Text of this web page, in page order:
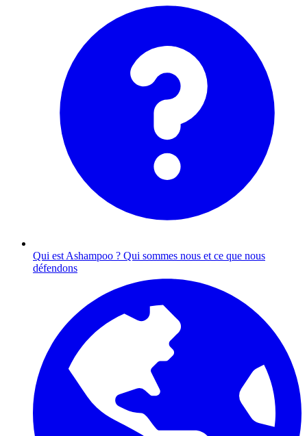
Qui est Ashampoo ? Qui sommes nous et ce que nous
défendons